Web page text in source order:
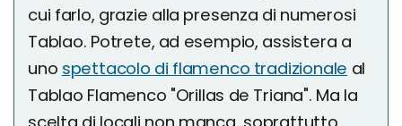
cui farlo, grazie alla presenza di numerosi
Tablao. Potrete, ad esempio, assistera a
uno spettacolo di flamenco tradizionale al
Tablao Flamenco "Orillas de Triana". Ma la
scelta di locali non manca, soprattutto